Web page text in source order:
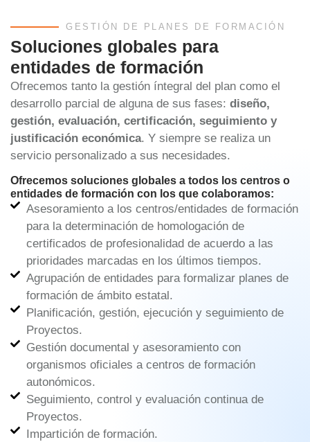
GESTIÓN DE PLANES DE FORMACIÓN
Soluciones globales para
entidades de formación
Ofrecemos tanto la gestión íntegral del plan como el
desarrollo parcial de alguna de sus fases: diseño,
gestión, evaluación, certificación, seguimiento y
justificación económica. Y siempre se realiza un
servicio personalizado a sus necesidades.
Ofrecemos soluciones globales a todos los centros o
entidades de formación con los que colaboramos:
Asesoramiento a los centros/entidades de formación
para la determinación de homologación de
certificados de profesionalidad de acuerdo a las
prioridades marcadas en los últimos tiempos.
Agrupación de entidades para formalizar planes de
formación de ámbito estatal.
Planificación, gestión, ejecución y seguimiento de
Proyectos.
Gestión documental y asesoramiento con
organismos oficiales a centros de formación
autonómicos.
Seguimiento, control y evaluación continua de
Proyectos.
Impartición de formación.